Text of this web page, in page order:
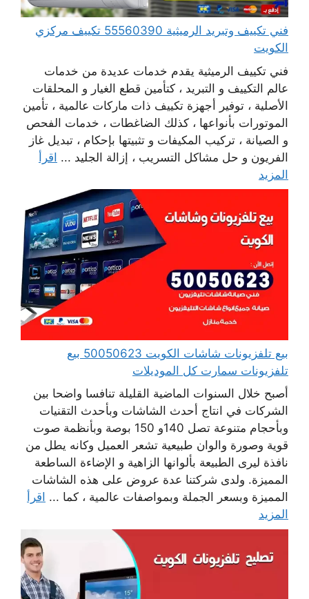
فني تكييف وتبريد الرميثية 55560390 تكييف مركزي
الكويت
فني تكييف الرميثية يقدم خدمات عديدة من خدمات
عالم التكييف و التبريد ، كتأمين قطع الغيار و المحلقات
الأصلية ، توفير أجهزة تكييف ذات ماركات عالمية ، تأمين
الموتورات بأنواعها ، كذلك الضاغطات ، خدمات الفحص
و الصيانة ، تركيب المكيفات و تثبيتها بإحكام ، تبديل غاز
الفريون و حل مشاكل التسريب ، إزالة الجليد ... اقرأ
المزيد
بيع تلفزيونات شاشات الكويت 50050623 بيع
تلفزيونات سمارت كل الموديلات
أصبح خلال السنوات الماضية القليلة تنافسا واضحا بين
الشركات في انتاج أحدث الشاشات وبأحدث التقنيات
وبأحجام متنوعة تصل 140و 150 بوصة وبأنظمة صوت
قوية وصورة والوان طبيعية تشعر العميل وكانه يطل من
نافذة ليرى الطبيعة بألوانها الزاهية و الإضاءة الساطعة
المميزة. ولدى شركتنا عدة عروض على هذه الشاشات
المميزة وبسعر الجملة وبمواصفات عالمية ، كما ... اقرأ
المزيد